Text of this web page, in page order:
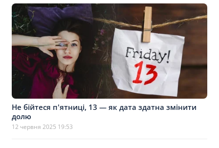
Не бійтеся п'ятниці, 13 — як дата здатна змінити
долю
12 червня 2025 19:53